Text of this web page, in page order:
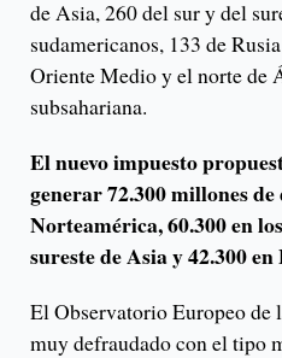
de Asia, 260 del sur y del
sudamericanos, 133 de
Oriente Medio y el norte de
subsahariana.
El nuevo impuesto
generar 72.300 millones de
Norteamérica, 60.300 en
sureste de Asia y 42.300
El Observatorio Europeo de
muy defraudado con el tipo